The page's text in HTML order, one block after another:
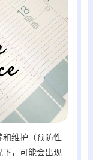
和维护（预防性
下，可能会出现